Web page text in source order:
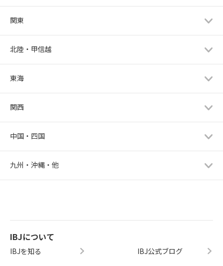
関東
北陸・甲信越
東海
関西
中国・四国
九州・沖縄・他
IBJについて
IBJを知る IBJ公式ブログ